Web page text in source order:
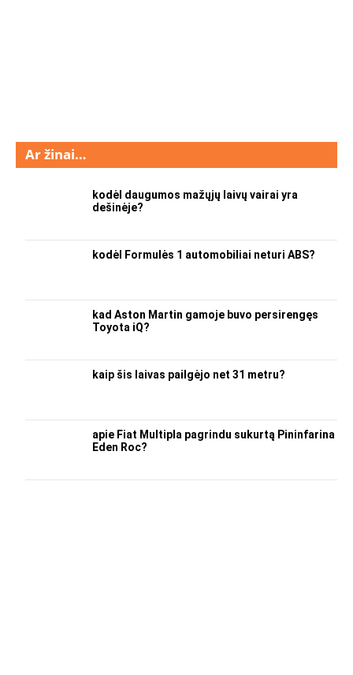
Ar žinai…
kodėl daugumos mažųjų laivų vairai yra
dešinėje?
kodėl Formulės 1 automobiliai neturi ABS?
kad Aston Martin gamoje buvo persirengęs
Toyota iQ?
kaip šis laivas pailgėjo net 31 metru?
apie Fiat Multipla pagrindu sukurtą Pininfarina
Eden Roc?